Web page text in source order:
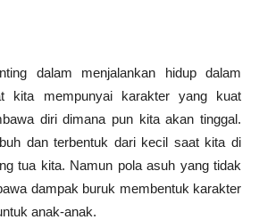
dalam menjalankan hidup dalam
kita mempunyai karakter yang kuat
diri dimana pun kita akan tinggal.
dan terbentuk dari kecil saat kita di
tua kita. Namun pola asuh yang tidak
dampak buruk membentuk karakter
anak-anak.